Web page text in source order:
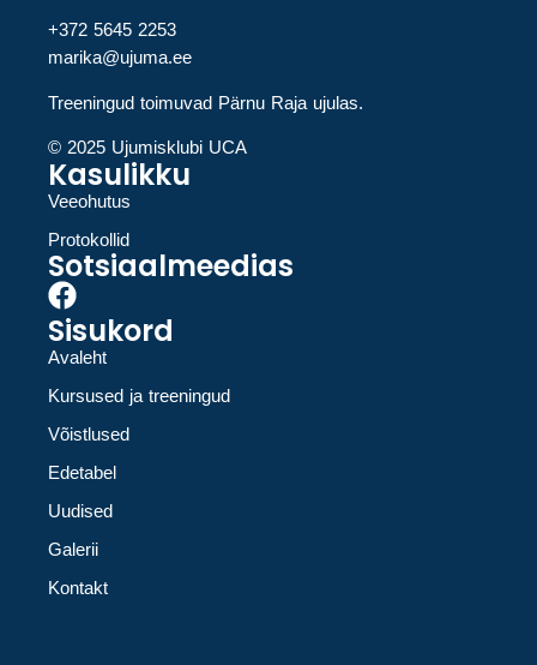
+372 5645 2253
marika@ujuma.ee
Treeningud toimuvad Pärnu Raja ujulas.
© 2025 Ujumisklubi UCA
Kasulikku
Veeohutus
Protokollid
Sotsiaalmeedias
Sisukord
Avaleht
Kursused ja treeningud
Võistlused
Edetabel
Uudised
Galerii
Kontakt